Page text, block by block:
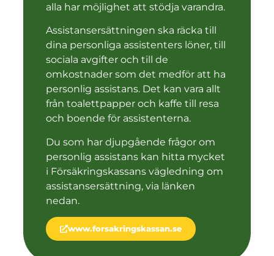
alla har möjlighet att stödja varandra.
Assistansersättningen ska räcka till
dina personliga assistenters löner, till
sociala avgifter och till de
omkostnader som det medför att ha
personlig assistans. Det kan vara allt
från toalettpapper och kaffe till resa
och boende för assistenterna.
Du som har djupgående frågor om
personlig assistans kan hitta mycket
i Försäkringskassans vägledning om
assistansersättning, via länken
nedan.
www.forsakringskassan.se